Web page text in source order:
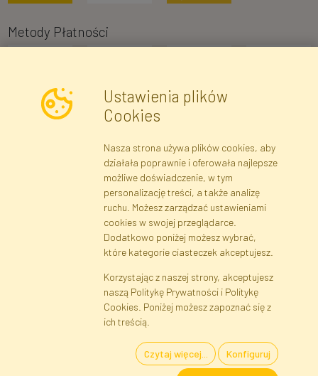
Metody Płatności
Zapisz się
Dane rejestrowe Regulamin
Polityka Prywatności
Pomoc
Mapa serwisu
Cookies Język
Kwiaty i Rośliny Sztuczne · Hurtownia i Sklep Internetowy · Bezpośredni
Ustawienia plików
Cookies
Nasza strona używa plików cookies, aby
działała poprawnie i oferowała najlepsze
możliwe doświadczenie, w tym
personalizację treści, a także analizę
ruchu. Możesz zarządzać ustawieniami
cookies w swojej przeglądarce.
Dodatkowo poniżej możesz wybrać,
które kategorie ciasteczek akceptujesz.
Korzystając z naszej strony, akceptujesz
naszą Politykę Prywatności i Politykę
Cookies. Poniżej możesz zapoznać się z
ich treścią.
Czytaj więcej... Konfiguruj